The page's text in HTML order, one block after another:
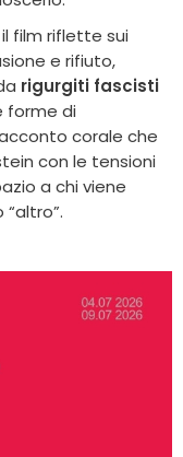
film riflette sui
e rifiuto,
rigurgiti fascisti
forme di
corale che
con le tensioni
a chi viene